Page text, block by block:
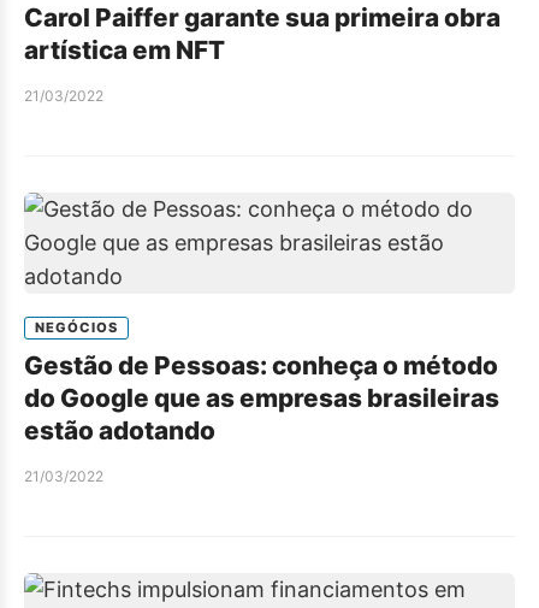
Carol Paiffer garante sua primeira obra
artística em NFT
21/03/2022
NEGÓCIOS
Gestão de Pessoas: conheça o método
do Google que as empresas brasileiras
estão adotando
21/03/2022